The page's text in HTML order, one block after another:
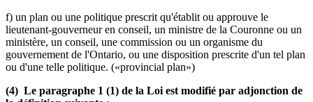
f) un plan ou une politique prescrit qu'établit ou approuve le
lieutenant-gouverneur en conseil, un ministre de la Couronne ou un
ministère, un conseil, une commission ou un organisme du
gouvernement de l'Ontario, ou une disposition prescrite d'un tel plan
ou d'une telle politique. («provincial plan»)
(4) Le paragraphe 1 (1) de la Loi est modifié par adjonction de